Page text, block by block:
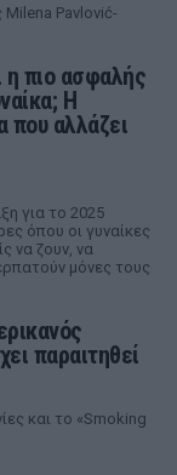
Pavlović-
η πιο ασφαλής
Η
που αλλάζει
για το 2025
όπου οι γυναίκες
να ζουν, να
μόνες τους
παραιτηθεί
και το «Smoking